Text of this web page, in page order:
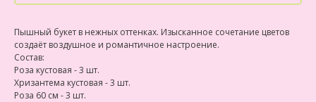
Пышный букет в нежных оттенках. Изысканное сочетание цветов
создаёт воздушное и романтичное настроение.
Состав:
Роза кустовая - 3 шт.
Хризантема кустовая - 3 шт.
Роза 60 см - 3 шт.